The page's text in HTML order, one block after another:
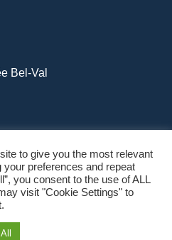
Bel-Val
réservés |Mentions légales| Plan du site
to give you the most relevant
preferences and repeat
you consent to the use of ALL
visit "Cookie Settings" to